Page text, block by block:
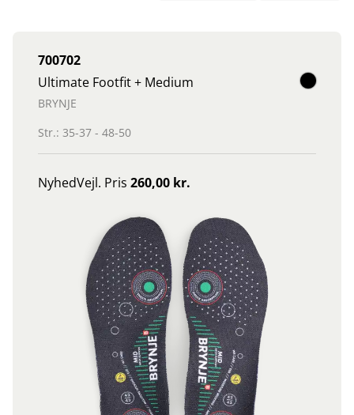
700702
Ultimate Footfit + Medium
BRYNJE
Str.: 35-37 - 48-50
NyhedVejl. Pris 260,00 kr.